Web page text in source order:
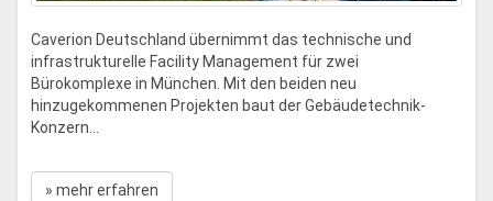
Caverion Deutschland übernimmt das technische und
infrastrukturelle Facility Management für zwei
Bürokomplexe in München. Mit den beiden neu
hinzugekommenen Projekten baut der Gebäudetechnik-
Konzern...
» mehr erfahren